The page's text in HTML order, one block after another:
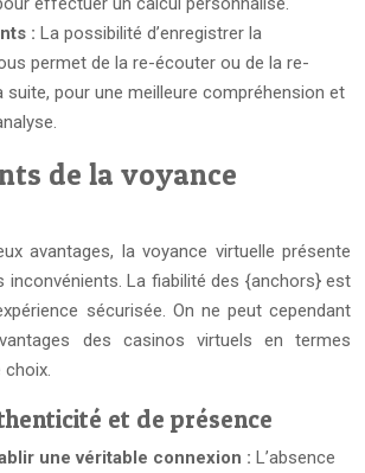
: La possibilité d’enregistrer la
permet de la re-écouter ou de la re-
suite, pour une meilleure compréhension et
de la voyance
avantages, la voyance virtuelle présente
inconvénients. La fiabilité des {anchors} est
sécurisée. On ne peut cependant
des casinos virtuels en termes
choix.
et de présence
une véritable connexion : L’absence